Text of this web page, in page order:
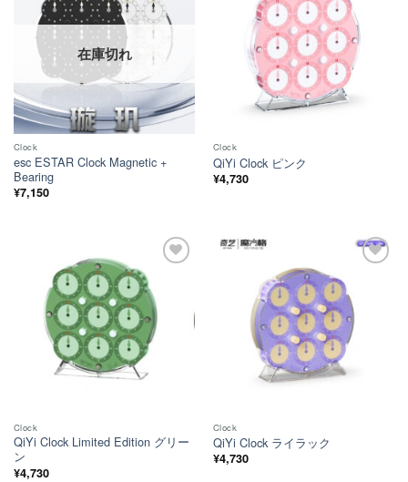
在庫切れ
Clock
esc ESTAR Clock Magnetic +
Bearing
¥7,150
Clock
QiYi Clock ピンク
¥4,730
Clock
QiYi Clock Limited Edition グリー
ン
¥4,730
Clock
QiYi Clock ライラック
¥4,730